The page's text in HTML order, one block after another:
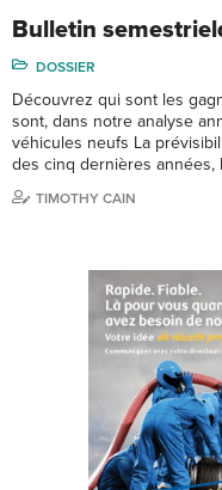
Bulletin
DOSSIER
Découvrez qui sont les
sont, dans notre analyse
véhicules neufs La
des cinq dernières années,
TIMOTHY CAIN